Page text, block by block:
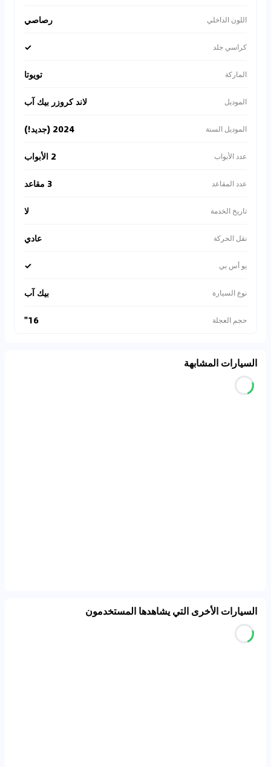
اللون الداخلي رصاصي
كراسي جلد ✓
الماركة تويوتا
الموديل لاند كروزر بيك آب
الموديل السنة 2024 (جديد!)
عدد الأبواب 2 الأبواب
عدد المقاعد 3 مقاعد
تاريخ الخدمة لا
نقل الحركة عادي
يو أس بي ✓
نوع السيارة بيك آب
حجم العجلة 16"
السيارات المشابهة
السيارات الأخرى التي يشاهدها المستخدمون